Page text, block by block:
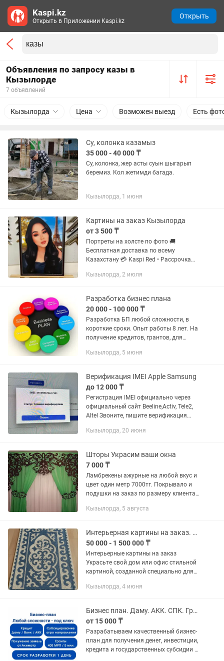
Объявления по запросу казы в
Кызылорде
7 объявлений
Кызылорда Цена Возможен выезд Есть
Су, колонка казамыз
35 000 - 40 000 ₸
Су, колонка, жер асты суын шыгарып
беремиз. Кол жетимди багада.
Кызылорда, 1 июня
Картины на заказ Кызылорда
от 3 500 ₸
Портреты на холсте по фото 🚚
Бесплатная доставка по всему
Казахстану 💳 Kaspi Red • Рассрочка
Кызылорда, 2 июля
Разработка бизнес плана
20 000 - 100 000 ₸
Разработка БП любой сложности, в
короткие сроки. Опыт работы 8 лет. На
получение кредитов, грантов, для
шаблонов БП под собственную
000...
Кызылорда, 5 июня
Верификация IMEI Apple Samsung
до 12 000 ₸
Регистрация IMEI официально через
официальный сайт Beeline,Activ, Tele2,
Altel Звоните, пишите верификация
база, устройство, идентификация,
Кызылорда, 20 июня
Шторы Украсим ваши окна
7 000 ₸
Ламбрекены ажурные на любой вкус и
цвет один метр 7000тг. Покрывало и
подушки на заказ по размеру клиента
Казахстану
Кызылорда, 5 августа
Интерьерная картины на заказ. Акрил. Эпоксидная смола. Художник.
50 000 - 1 500 000 ₸
Интерьерные картины на заказ
Украсьте свой дом или офис стильной
картиной, созданной специально для
размеры и цвета под ваш интерьер
Кызылорда, 4 июня
Бизнес план. Даму. АКК. СПК. Грант. Инвестиция. Фин.модель. ТЭО.
от 15 000 ₸
Разрабатываем качественный бизнес-
план для получения денег, инвестиции,
кредита и государственных субсидии и
Kaspi.kz
Открыть в Приложении Kaspi.kz
Открыть